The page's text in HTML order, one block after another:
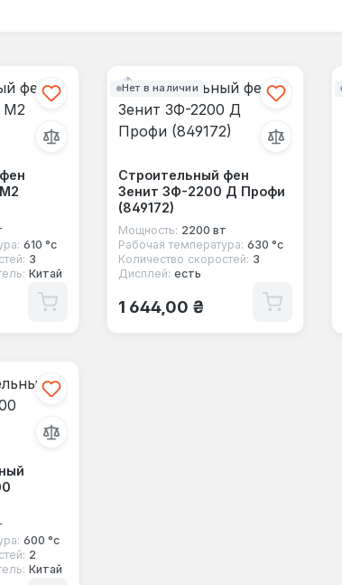
610 °с
3
Китай
Нет в наличии
Строительный фен
Зенит ЗФ-2200 Д Профи
(849172)
Мощность: 2200 вт
Рабочая температура: 630 °с
Количество скоростей: 3
Дисплей: есть
Обычная цена:
1 644,00 ₴
600 °с
2
Китай